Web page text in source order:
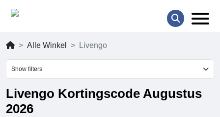
Alle Winkel Livengo
Show filters
Livengo Kortingscode Augustus
2026